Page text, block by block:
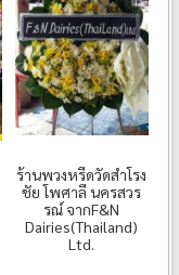
ร้านพวงหรีดวัดสำโรง
ชัย โพศาลี นครสวร
รณ์ จากF&N
Dairies(Thailand)
Ltd.